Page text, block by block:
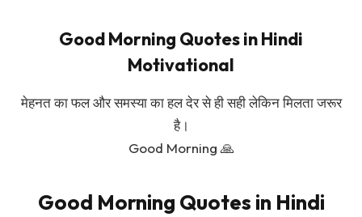
Good Morning Quotes in Hindi
Motivational
मेहनत का फल और समस्या का हल देर से ही सही लेकिन मिलता जरूर
है।
Good Morning 🙏
Good Morning Quotes in Hindi